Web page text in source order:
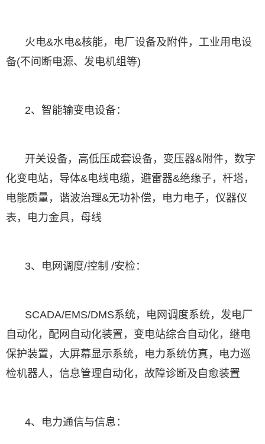
火电&水电&核能，电厂设备及附件，工业用电设
备(不间断电源、发电机组等)
2、智能输变电设备：
开关设备，高低压成套设备，变压器&附件，数字
化变电站，导体&电线电缆，避雷器&绝缘子，杆塔，
电能质量，谐波治理&无功补偿，电力电子，仪器仪
表，电力金具，母线
3、电网调度/控制 /安检：
SCADA/EMS/DMS系统，电网调度系统，发电厂
自动化，配网自动化装置，变电站综合自动化，继电
保护装置，大屏幕显示系统，电力系统仿真，电力巡
检机器人，信息管理自动化，故障诊断及自愈装置
4、电力通信与信息：